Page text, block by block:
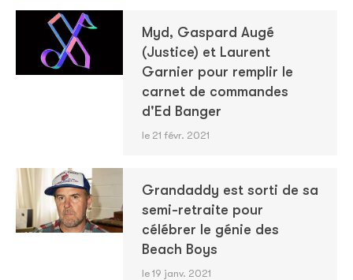
Myd, Gaspard Augé
(Justice) et Laurent
Garnier pour remplir le
carnet de commandes
d'Ed Banger
le 21 févr. 2021
Grandaddy est sorti de sa
semi-retraite pour
célébrer le génie des
Beach Boys
le 19 janv. 2021